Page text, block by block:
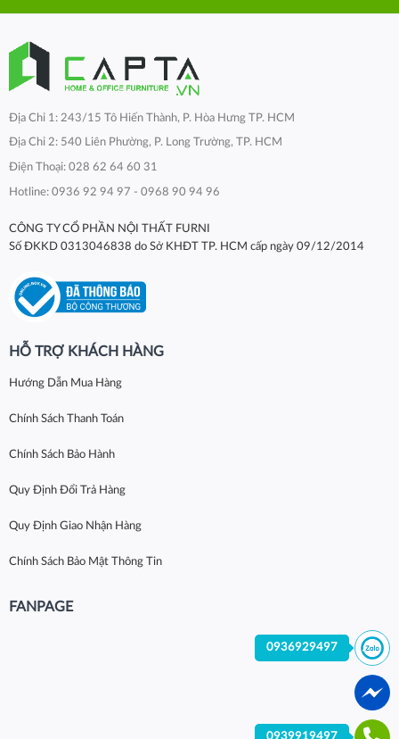
Địa Chỉ 1: 243/15 Tô Hiến Thành, P. Hòa Hưng TP. HCM
Địa Chỉ 2: 540 Liên Phường, P. Long Trường, TP. HCM
Điện Thoại: 028 62 64 60 31
Hotline: 0936 92 94 97 - 0968 90 94 96
CÔNG TY CỔ PHẦN NỘI THẤT FURNI
Số ĐKKD 0313046838 do Sở KHĐT TP. HCM cấp ngày 09/12/2014
HỖ TRỢ KHÁCH HÀNG
Hướng Dẫn Mua Hàng
Chính Sách Thanh Toán
Chính Sách Bảo Hành
Quy Định Đổi Trả Hàng
Quy Định Giao Nhận Hàng
Chính Sách Bảo Mật Thông Tin
FANPAGE
0936929497